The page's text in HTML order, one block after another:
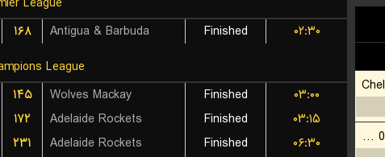
۱۶۸ Antigua & Barbuda Finished
۰۲:۳۰
League
۱۴۵ Wolves Mackay Finished
۰۳:۰۰
۱۷۲ Adelaide Rockets Finished
۰۳:۱۵
۲۳۱ Adelaide Rockets Finished
۰۶:۳۰